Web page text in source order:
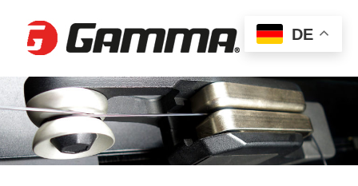
Gamma
DE